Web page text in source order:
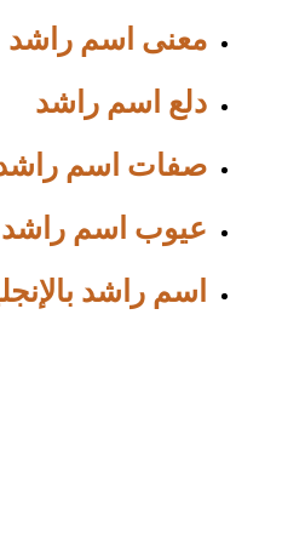
معنى اسم راشد
دلع اسم راشد
صفات اسم
عيوب اسم راشد
اسم راشد